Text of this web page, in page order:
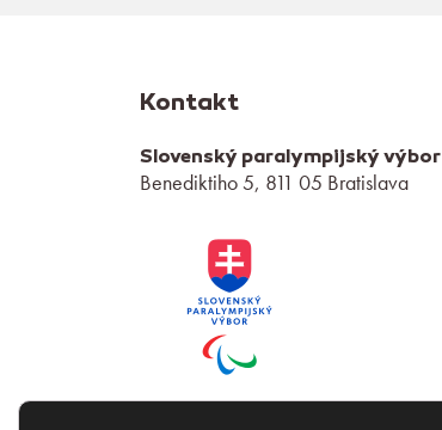
Kontakt
Slovenský paralympijský výbor
Benediktiho 5, 811 05 Bratislava